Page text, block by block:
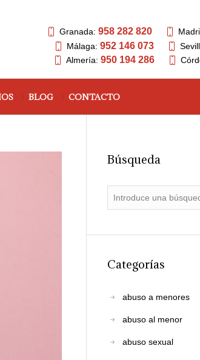
Granada: 958 282 820
Málaga: 952 146 073
Almería: 950 194 286
BLOG CONTACTO
Búsqueda
Categorías
abuso a menores
abuso al menor
abuso sexual